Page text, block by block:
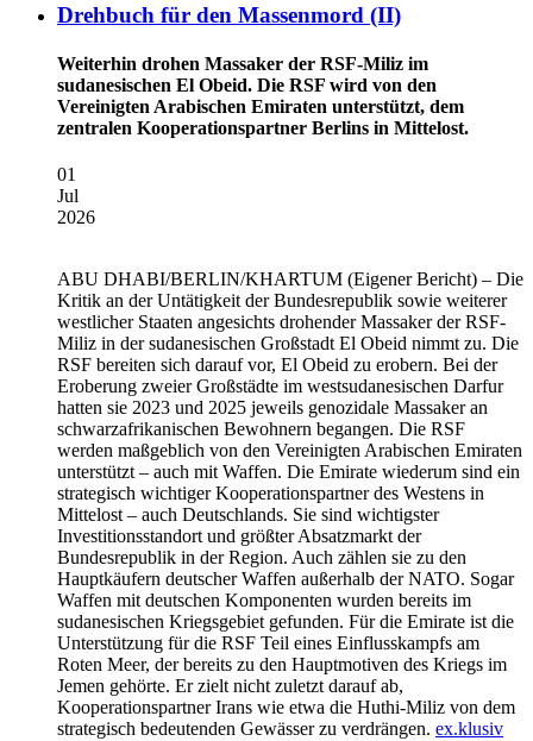
Drehbuch für den Massenmord (II)
Weiterhin drohen Massaker der RSF-Miliz im
sudanesischen El Obeid. Die RSF wird von den
Vereinigten Arabischen Emiraten unterstützt, dem
zentralen Kooperationspartner Berlins in Mittelost.
01
Jul
2026
ABU DHABI/BERLIN/KHARTUM (Eigener Bericht) – Die
Kritik an der Untätigkeit der Bundesrepublik sowie weiterer
westlicher Staaten angesichts drohender Massaker der RSF-
Miliz in der sudanesischen Großstadt El Obeid nimmt zu. Die
RSF bereiten sich darauf vor, El Obeid zu erobern. Bei der
Eroberung zweier Großstädte im westsudanesischen Darfur
hatten sie 2023 und 2025 jeweils genozidale Massaker an
schwarzafrikanischen Bewohnern begangen. Die RSF
werden maßgeblich von den Vereinigten Arabischen Emiraten
unterstützt – auch mit Waffen. Die Emirate wiederum sind ein
strategisch wichtiger Kooperationspartner des Westens in
Mittelost – auch Deutschlands. Sie sind wichtigster
Investitionsstandort und größter Absatzmarkt der
Bundesrepublik in der Region. Auch zählen sie zu den
Hauptkäufern deutscher Waffen außerhalb der NATO. Sogar
Waffen mit deutschen Komponenten wurden bereits im
sudanesischen Kriegsgebiet gefunden. Für die Emirate ist die
Unterstützung für die RSF Teil eines Einflusskampfs am
Roten Meer, der bereits zu den Hauptmotiven des Kriegs im
Jemen gehörte. Er zielt nicht zuletzt darauf ab,
Kooperationspartner Irans wie etwa die Huthi-Miliz von dem
strategisch bedeutenden Gewässer zu verdrängen. ex.klusiv